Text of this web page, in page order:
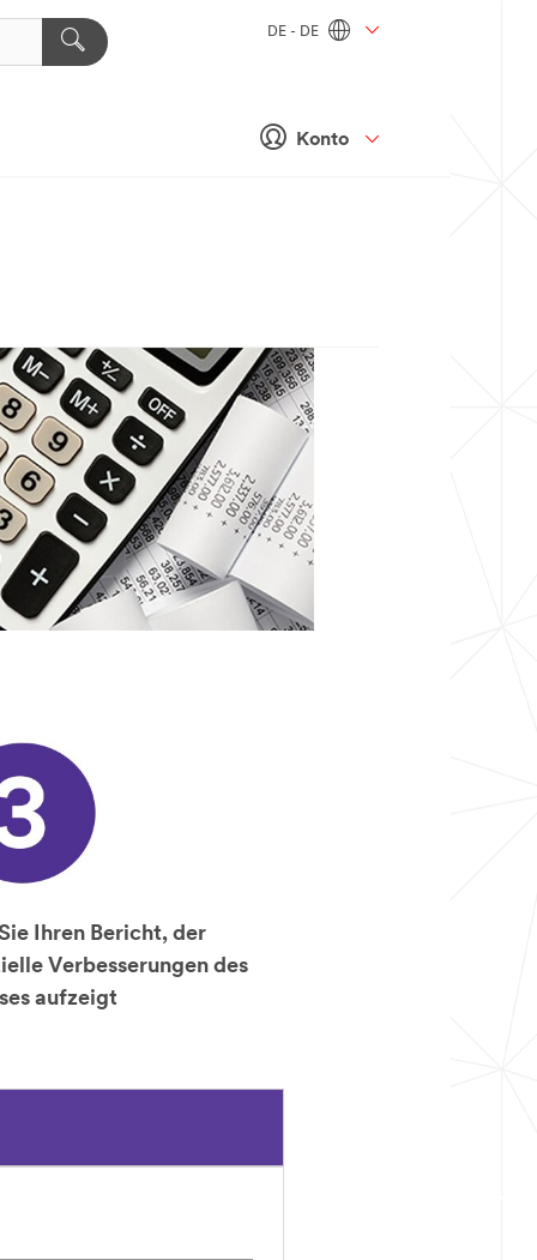
Konto
DE - DE
Ihren Bericht, der
Verbesserungen des
aufzeigt